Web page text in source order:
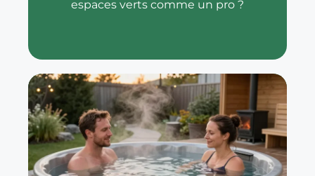
espaces verts comme un pro ?